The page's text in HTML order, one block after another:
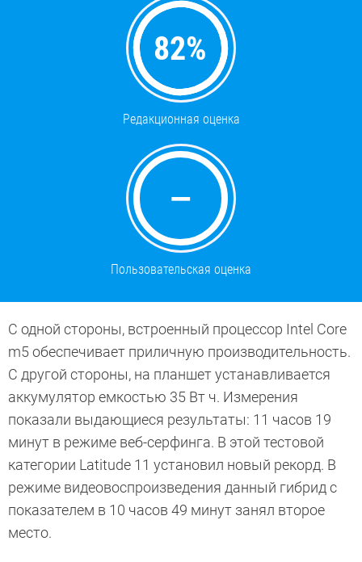
82%
Редакционная оценка
—
Пользовательская оценка
С одной стороны, встроенный процессор Intel Core
m5 обеспечивает приличную производительность.
С другой стороны, на планшет устанавливается
аккумулятор емкостью 35 Вт ч. Измерения
показали выдающиеся результаты: 11 часов 19
минут в режиме веб-серфинга. В этой тестовой
категории Latitude 11 установил новый рекорд. В
режиме видеовоспроизведения данный гибрид с
показателем в 10 часов 49 минут занял второе
место.